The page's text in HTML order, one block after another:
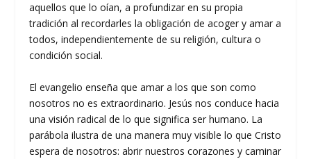
aquellos que lo oían, a profundizar en su propia
tradición al recordarles la obligación de acoger y amar a
todos, independientemente de su religión, cultura o
condición social.
El evangelio enseña que amar a los que son como
nosotros no es extraordinario. Jesús nos conduce hacia
una visión radical de lo que significa ser humano. La
parábola ilustra de una manera muy visible lo que Cristo
espera de nosotros: abrir nuestros corazones y caminar